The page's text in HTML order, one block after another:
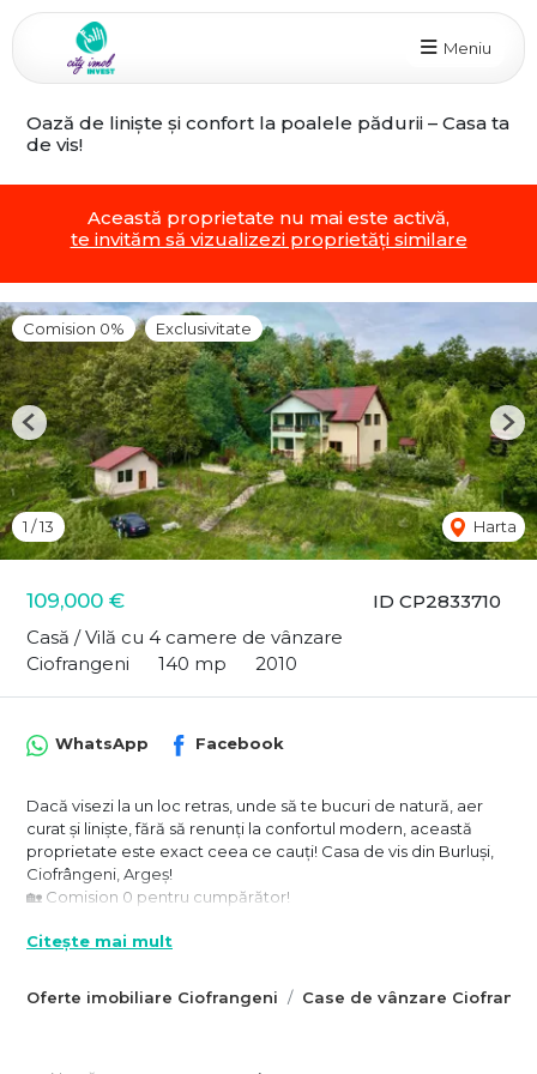
Meniu
Oază de liniște și confort la poalele pădurii – Casa ta
de vis!
Această proprietate nu mai este activă,
te invităm să vizualizezi proprietăți similare
ID CP2833710
109,000 €
Casă / Vilă cu 4 camere de vânzare
Ciofrangeni
140 mp 2010
Comision 0% Exclusivitate
1 /13 Harta
Previous
Oferte imobiliare Ciofrangeni Case de vânzare
WhatsApp Facebook
Dacă visezi la un loc retras, unde să te bucuri de natură, aer
curat și liniște, fără să renunți la confortul modern, această
proprietate este exact ceea ce cauți! Casa de vis din Burluși,
Ciofrângeni, Argeș!
🏡 Comision 0 pentru cumpărător!
Fie că îți dorești o casă de vacanță unde să evadezi din
familie, această casă îți oferă tot ce ai nevoie: spațiu generos,
Citește mai mult